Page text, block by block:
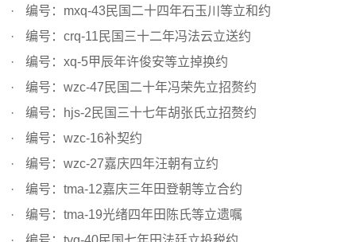
编号：mxq-43民国二十四年石玉川等立和约
编号：crq-11民国三十二年冯法云立送约
编号：xq-5甲辰年许俊安等立掉换约
编号：wzc-47民国二十年冯荣先立招赘约
编号：hjs-2民国三十七年胡张氏立招赘约
编号：wzc-16补契约
编号：wzc-27嘉庆四年汪朝有立约
编号：tma-12嘉庆三年田登朝等立合约
编号：tma-19光绪四年田陈氏等立遗嘱